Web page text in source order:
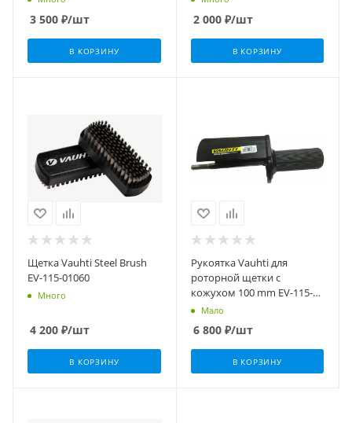
3 500 ₽/шт
В КОРЗИНУ
2 000₽/шт
В КОРЗИНУ
Щетка Vauhti Steel Brush
EV-115-01060
Много
4 200 ₽/шт
В КОРЗИНУ
Рукоятка Vauhti для
роторной щетки c
кожухом 100 mm EV-115-
01703
Мало
6 800₽/шт
В КОРЗИНУ